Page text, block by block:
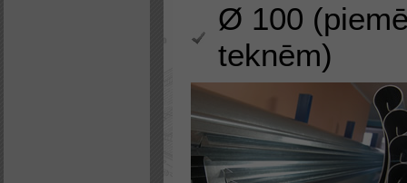
Ø 100
teknēm)